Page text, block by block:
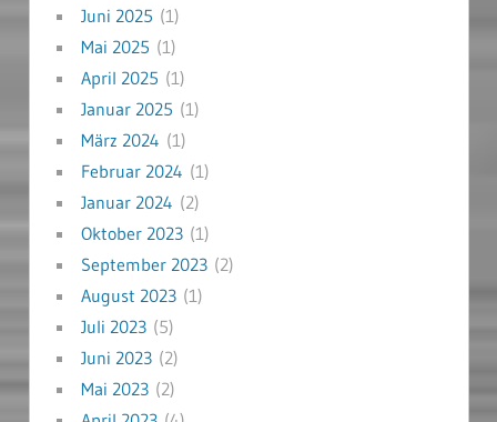
Juni 2025 (1)
Mai 2025 (1)
April 2025 (1)
Januar 2025 (1)
März 2024 (1)
Februar 2024 (1)
Januar 2024 (2)
Oktober 2023(1)
September 2023(2)
August 2023(1)
Juli 2023(5)
Juni 2023(2)
Mai 2023(2)